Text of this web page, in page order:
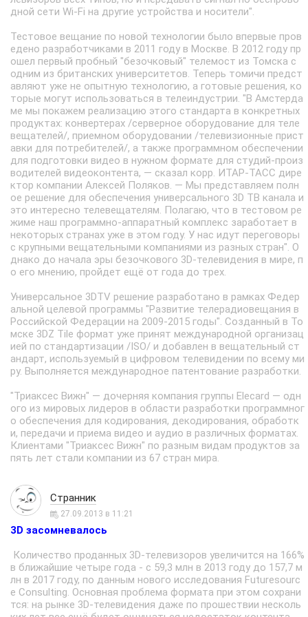
дной сети Wi-Fi на другие устройства и носители".
Тестовое вещание по новой технологии было впервые пров
едено разработчиками в 2011 году в Москве. В 2012 году пр
ошел первый пробный "безочковый" телемост из Томска с
одним из британских университетов. Теперь томичи предст
авляют уже не опытную технологию, а готовые решения, ко
торые могут использоваться в телеиндустрии. "В Амстерда
ме мы покажем реализацию этого стандарта в конкретных
продуктах: конвертерах /серверное оборудование для теле
вещателей/, приемном оборудовании /телевизионные прист
авки для потребителей/, а также программном обеспечении
для подготовки видео в нужном формате для студий-произ
водителей видеоконтента, — сказал корр. ИТАР-ТАСС дире
ктор компании Алексей Поляков. — Мы представляем полн
ое решение для обеспечения универсального 3D ТВ канала и
это интересно телевещателям. Полагаю, что в тестовом ре
жиме наш программно-аппаратный комплекс заработает в
некоторых странах уже в этом году. У нас идут переговоры
с крупными вещательными компаниями из разных стран". О
днако до начала эры безочкового 3D-телевидения в мире, п
о его мнению, пройдет ещё от года до трех.
Универсальное 3DTV решение разработано в рамках Федер
альной целевой программы "Развитие телерадиовещания в
Российской Федерации на 2009-2015 годы". Созданный в То
мске 3DZ Tile формат уже принят международной организац
ией по стандартизации /ISO/ и добавлен в вещательный ст
андарт, используемый в цифровом телевидении по всему ми
ру. Выполняется международное патентование разработки.
"Триаксес Вижн" — дочерняя компания группы Elecard — одн
ого из мировых лидеров в области разработки программног
о обеспечения для кодирования, декодирования, обработк
и, передачи и приема видео и аудио в различных форматах.
Клиентами "Триаксес Вижн" по разным видам продуктов за
пять лет стали компании из 67 стран мира.
Странник
27.09.2013 в 11:21
3D засомневалось
Количество проданных 3D-телевизоров увеличится на 166%
в ближайшие четыре года - с 59,3 млн в 2013 году до 157,7 м
лн в 2017 году, по данным нового исследования Futuresourc
e Consulting. Основная проблема формата при этом сохрани
тся: на рынке 3D-телевидения даже по прошествии несколь